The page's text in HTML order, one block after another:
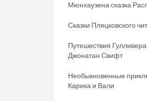
Мюнхаузена сказка
Сказки Пляцковского
Путешествия Гулливера
Джонатан Свифт
Необыкновенные
Карика и Вали